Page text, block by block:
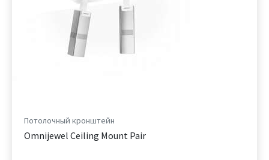
Потолочный кронштейн
Omnijewel Ceiling Mount Pair